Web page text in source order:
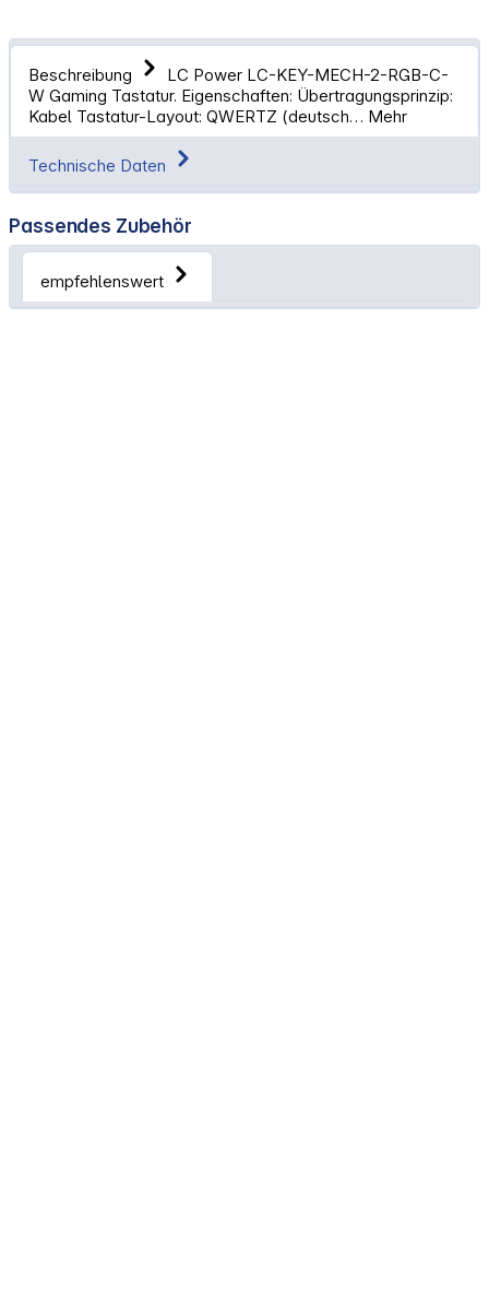
Beschreibung
LC Power LC-KEY-MECH-2-RGB-C-
W Gaming Tastatur. Eigenschaften: Übertragungsprinzip:
Kabel Tastatur-Layout: QWERTZ (deutsch… Mehr
Technische Daten
Passendes Zubehör
empfehlenswert